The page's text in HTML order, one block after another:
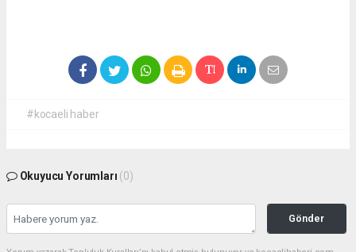
#kocaeli haber
Okuyucu Yorumları (0)
Gönder